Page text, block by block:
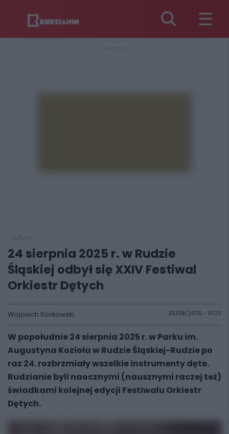
24 sierpnia 2025 r. w Rudzie
Śląskiej odbył się XXIV Festiwal
Orkiestr Dętych
Wojciech Sontowski 25/08/2025 - 01:20
W popołudnie 24 sierpnia 2025 r. w Parku im.
Augustyna Kozioła w Rudzie Śląskiej-Rudzie po
raz 24. rozbrzmiały wszelkie instrumenty dęte.
Rudzianie byli naocznymi (nausznymi raczej też)
świadkami kolejnej edycji Festiwalu Orkiestr
Dętych.